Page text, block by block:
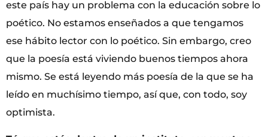
este país hay un problema con la educación sobre lo
poético. No estamos enseñados a que tengamos
ese hábito lector con lo poético. Sin embargo, creo
que la poesía está viviendo buenos tiempos ahora
mismo. Se está leyendo más poesía de la que se ha
leído en muchísimo tiempo, así que, con todo, soy
optimista.